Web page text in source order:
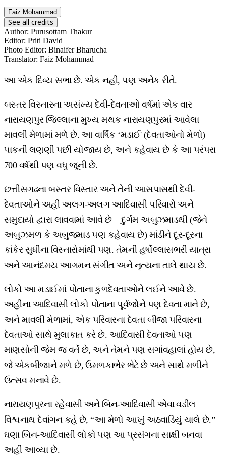
Faiz Mohammad
See all credits
Author: Purusottam Thakur
Editor: Priti David
Photo Editor: Binaifer Bharucha
Translator: Faiz Mohammad
આ એક દિવ્ય સભા છે. એક નહીં, પણ અનેક રીતે.
બસ્તર વિસ્તારના અસંખ્ય દેવી-દેવતાઓ વર્ષમાં એક વાર
નારાયણપુર જિલ્લાના મુખ્ય મથક નારાયણપુરમાં આવેલા
માવલી મેળામાં મળે છે. આ વાર્ષિક ‘મડાઈ' (દેવતાઓનો મેળો)
પાકની લણણી પછી યોજાય છે, અને કહેવાય છે કે આ પરંપરા
700 વર્ષથી પણ વધુ જૂની છે.
છત્તીસગઢના બસ્તર વિસ્તાર અને તેની આસપાસથી દેવી-
દેવતાઓને અહીં અલગ-અલગ આદિવાસી પરિવારો અને
સમુદાયો દ્વારા લાવવામાં આવે છે − દુર્ગમ અબુઝમાડથી (જેને
અબુઝમળ કે અબુજમાડ પણ કહેવાય છે) માંડીને દૂર-દૂરના
કાંકેર સુધીના વિસ્તારોમાંથી પણ. તેમની હર્ષોલ્લાસભરી યાત્રા
અને આનંદમય આગમન સંગીત અને નૃત્યના તાલે થાય છે.
લોકો આ મડાઈમાં પોતાના કુળદેવતાઓને લઈને આવે છે.
અહીંના આદિવાસી લોકો પોતાના પૂર્વજોને પણ દેવતા માને છે,
અને માવલી મેળામાં, એક પરિવારના દેવતા બીજા પરિવારના
દેવતાઓ સાથે મુલાકાત કરે છે. આદિવાસી દેવતાઓ પણ
માણસોની જેમ જ વર્તે છે, અને તેમને પણ સગાંવહાલાં હોય છે,
જે એકબીજાને મળે છે, ઉમળકાભેર ભેટે છે અને સાથે મળીને
ઉત્સવ મનાવે છે.
નારાયણપુરના રહેવાસી અને બિન-આદિવાસી એવા વડીલ
વિશ્વનાથ દેવાંગન કહે છે, “આ મેળો આખું અઠવાડિયું ચાલે છે.”
ઘણા બિન-આદિવાસી લોકો પણ આ પ્રસંગના સાક્ષી બનવા
અહીં આવ્યા છે.